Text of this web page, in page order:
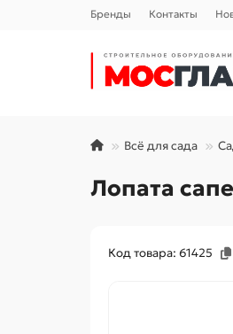
Бренды Контакты
Всё для сада
Лопата
Код товара: 61425